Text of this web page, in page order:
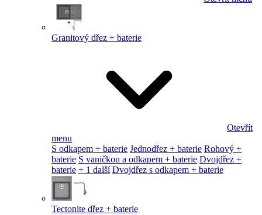
Granitový dřez + baterie
Otevřít
menu
S odkapem + baterie Jednodřez + baterie Rohový +
baterie S vaničkou a odkapem + baterie Dvojdřez +
baterie + 1 další Dvojdřez s odkapem + baterie
Tectonite dřez + baterie